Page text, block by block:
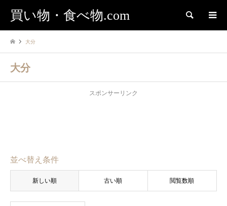
買い物・食べ物.com 検索
大分
大分
スポンサーリンク
並べ替え条件
新しい順 古い順 閲覧数順